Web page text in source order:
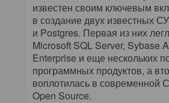
известен своим ключевым
в создание двух известных
и Postgres. Первая из них
Microsoft SQL Server, Sybase
Enterprise и еще нескольких
программных продуктов, а
воплотилась в современной
Open Source.